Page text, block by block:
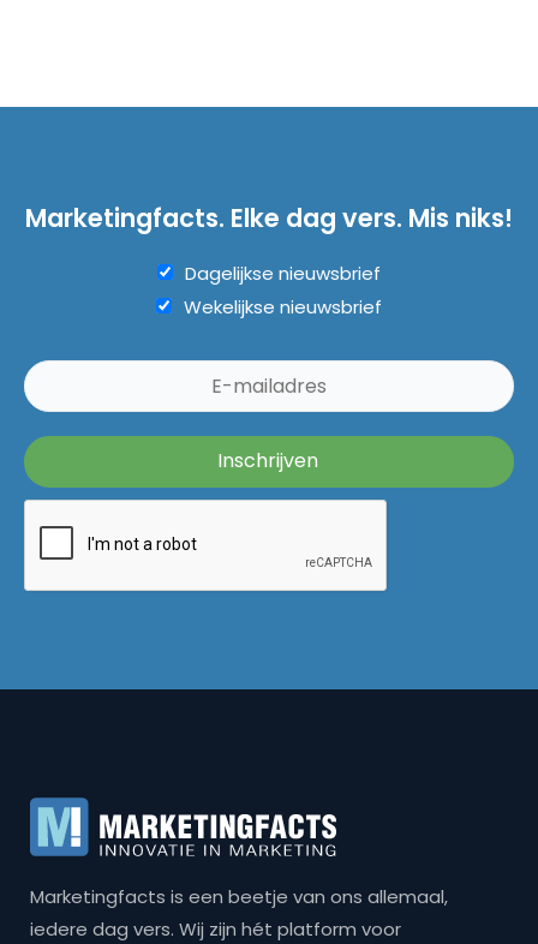
Marketingfacts. Elke dag vers. Mis niks!
Dagelijkse nieuwsbrief
Wekelijkse nieuwsbrief
Marketingfacts is een beetje van ons allemaal,
iedere dag vers. Wij zijn hét platform voor